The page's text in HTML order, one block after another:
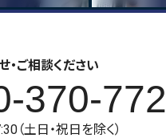
ご相談ください
370-772
（土日・祝日を除く）